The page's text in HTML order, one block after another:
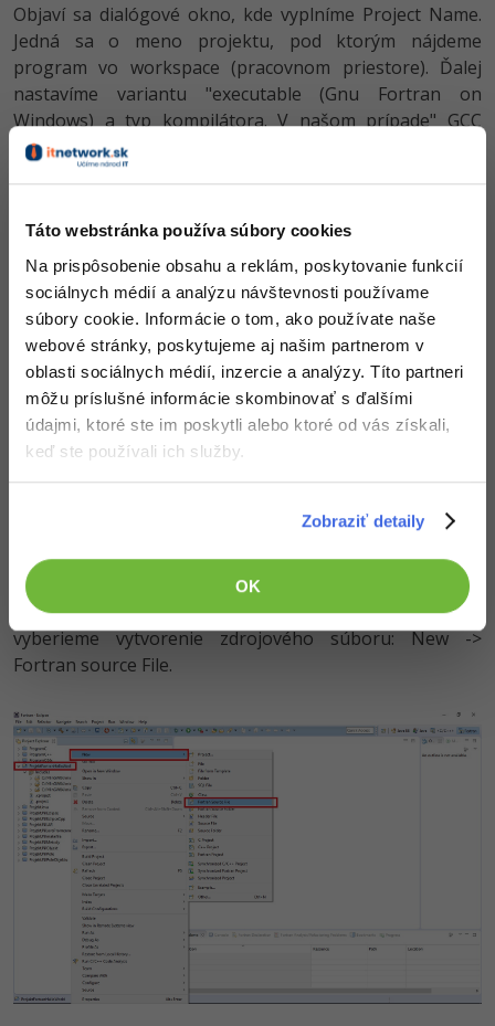
Táto webstránka používa súbory cookies
Na prispôsobenie obsahu a reklám, poskytovanie funkcií
sociálnych médií a analýzu návštevnosti používame
súbory cookie. Informácie o tom, ako používate naše
webové stránky, poskytujeme aj našim partnerom v
oblasti sociálnych médií, inzercie a analýzy. Títo partneri
môžu príslušné informácie skombinovať s ďalšími
údajmi, ktoré ste im poskytli alebo ktoré od vás získali,
keď ste používali ich služby.
Zobraziť detaily
OK
Objaví sa dialógové okno, kde vyplníme Project Name.
Jedná sa o meno projektu, pod ktorým nájdeme
program vo workspace (pracovnom priestore). Ďalej
nastavíme variantu "executable (Gnu Fortran on
Windows) a typ kompilátora. V našom prípade" GCC
Fortran "a zvolíme FINISH.
V project exploreru nám vznikne daný projekt.
Samozrejme je nutné dodať zdrojový súbor, do ktorého
umiestnime zdrojový kód nášho vzorového príkladu. V
project exploreru klikneme pravým tlačidlom a
vyberieme vytvorenie zdrojového súboru: New ->
Fortran source File.